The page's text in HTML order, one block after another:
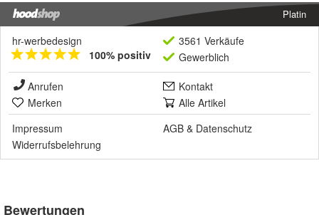
Platin
hr-werbedesign
100% positiv
3561 Verkäufe
Gewerblich
Anrufen
Kontakt
Merken
Alle Artikel
Impressum
AGB & Datenschutz
Widerrufsbelehrung
Bewertungen